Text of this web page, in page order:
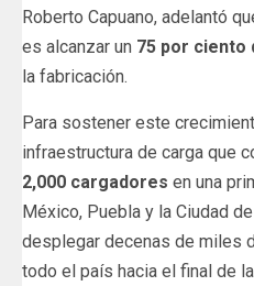
Roberto Capuano, adelantó
es alcanzar un 75 por ciento
la fabricación.
Para sostener este
infraestructura de carga que
2,000 cargadores en una
México, Puebla y la Ciudad
desplegar decenas de miles
todo el país hacia el final de